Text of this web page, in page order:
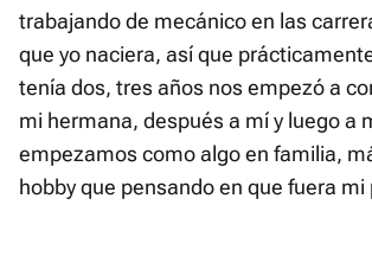
trabajando de mecánico en las
que yo naciera, así que
tenía dos, tres años nos empezó a
mi hermana, después a mí y luego a
empezamos como algo en familia,
hobby que pensando en que fuera mi